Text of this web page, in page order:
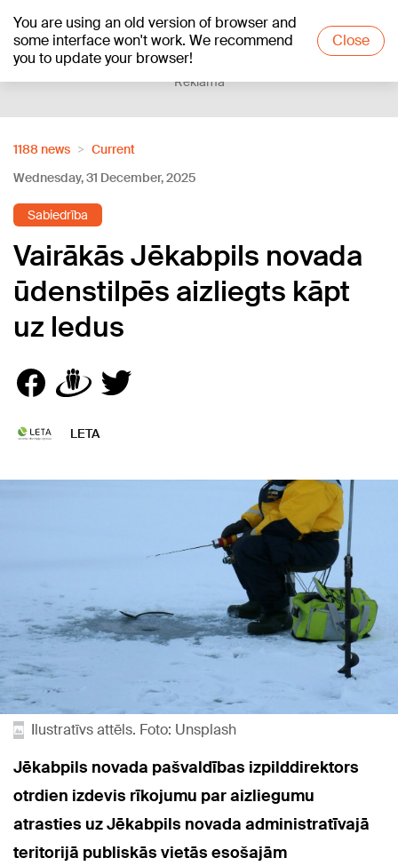
You are using an old version of browser and
some interface won't work. We recommend
you to update your browser!
Close
+15°C
Reklāma
1188 news
Current
Wednesday, 31 December, 2025
Sabiedrība
Vairākās Jēkabpils novada
ūdenstilpēs aizliegts kāpt
uz ledus
LETA
Ilustratīvs attēls. Foto: Unsplash
Jēkabpils novada pašvaldības izpilddirektors
otrdien izdevis rīkojumu par aizliegumu
atrasties uz Jēkabpils novada administratīvajā
teritorijā publiskās vietās esošajām